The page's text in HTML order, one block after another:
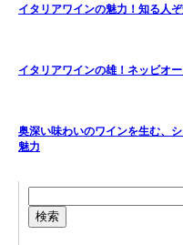
イタリアワインの魅力！知る人
イタリアワインの雄！ネッビオ
奥深い味わいのワインを生む、
魅力
検索